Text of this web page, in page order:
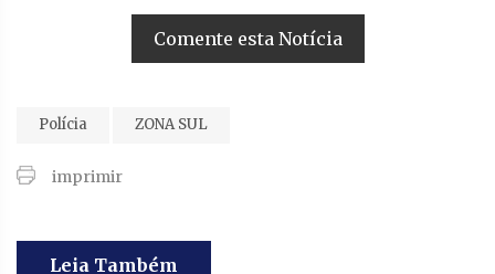
Comente esta Notícia
Polícia ZONA SUL
imprimir
Leia Também